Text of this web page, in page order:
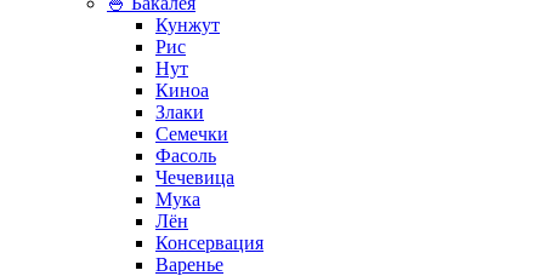
Кунжут
Рис
Нут
Киноа
Злаки
Семечки
Фасоль
Чечевица
Мука
Лён
Консервация
Варенье